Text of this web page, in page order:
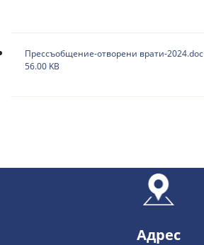
Прессъобщение-отворени врати-2024.doc
56.00 KB
Адрес